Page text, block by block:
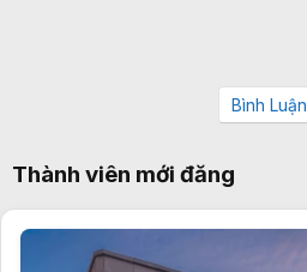
Bình Luận
Thành viên mới đăng